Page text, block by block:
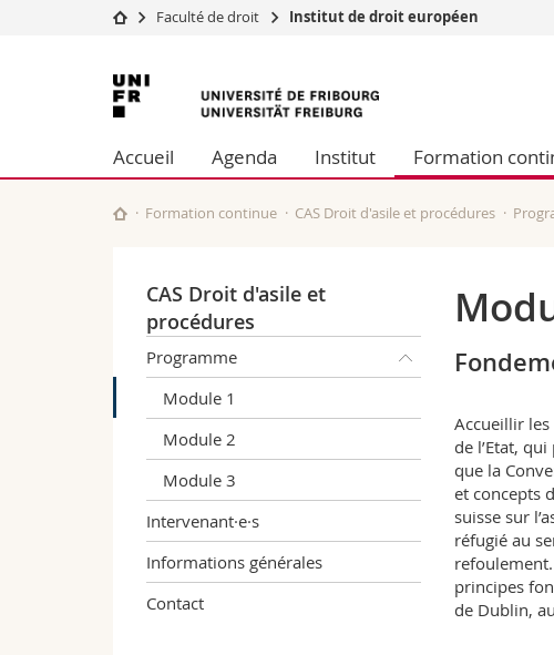
Université
Recherche
Université
Formation continue
Sciences
Lettres et
Sciences de
Sciences et
Faculté de droit Institut de droit européen
Université
de
Fribourg
Accueil Agenda Institut Formation
Formation continue CAS Droit d'asile et procédures
CAS Droit d'asile et
procédures
Programme
Module 1
Module 2
Module 3
Intervenant·e·s
Informations générales
Contact
Accueillir
de l’Etat,
que la
et concepts
suisse sur
réfugié au
principes
de Dublin,